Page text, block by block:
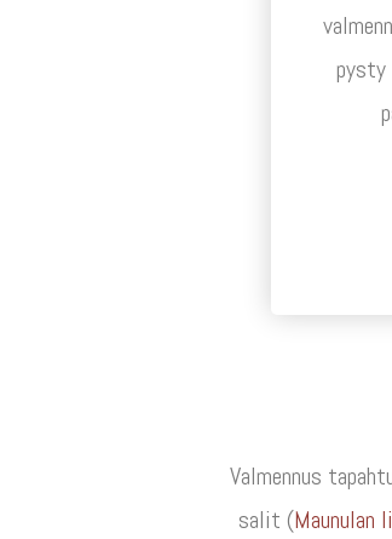
pysty
Valmennus
salit (Maunulan